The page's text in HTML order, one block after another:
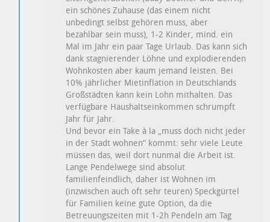
ein schönes Zuhause (das einem nicht
unbedingt selbst gehören muss, aber
bezahlbar sein muss), 1-2 Kinder, mind. ein
Mal im Jahr ein paar Tage Urlaub. Das kann sich
dank stagnierender Löhne und explodierenden
Wohnkosten aber kaum jemand leisten. Bei
10% jährlicher Mietinflation in Deutschlands
Großstädten kann kein Lohn mithalten. Das
verfügbare Haushaltseinkommen schrumpft
Jahr für Jahr.
Und bevor ein Take à la „muss doch nicht jeder
in der Stadt wohnen“ kommt: sehr viele Leute
müssen das, weil dort nunmal die Arbeit ist.
Lange Pendelwege sind absolut
familienfeindlich, daher ist Wohnen im
(inzwischen auch oft sehr teuren) Speckgürtel
für Familien keine gute Option, da die
Betreuungszeiten mit 1-2h Pendeln am Tag